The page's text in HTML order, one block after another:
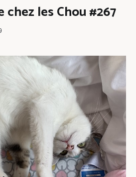
chez les Chou #267